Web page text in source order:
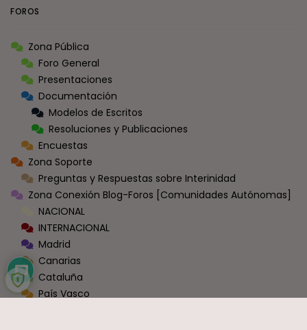
FOROS
Zona Pública
Foro General
Presentaciones
Documentación
Modelos de Escritos
Resoluciones y Publicaciones
Encuestas
Zona Soporte
Preguntas y Respuestas sobre Interinidad
Zona Conexión Blog-Foros [Comunidades Autónomas]
NACIONAL
INTERNACIONAL
Madrid
Canarias
Cataluña
País Vasco